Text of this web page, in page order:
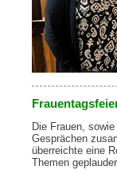
Die Frauen,
Gesprächen
überreichte eine
Themen